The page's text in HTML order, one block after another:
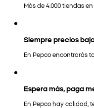
Más de 4.000 tiendas
Siempre precios
En Pepco encontrarás
Espera más, paga
En Pepco hay calidad,